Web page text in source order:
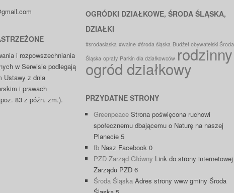
i rozpowszechniania
w Serwisie podlegają
Ustawy z dnia
i prawach
83 z późn. zm.).
OGRÓDKI DZIAŁKOWE, ŚRODA ŚLĄSKA,
DZIAŁKI
#srodaslaska #walne #środa śląska Budżet obywatelski Środa
Śląska opłaty Parkin dla działkowców rodzinny
ogród działkowy
PRZYDATNE STRONY
Greenpeace Strona poświęcona ruchowi
społecznemu dbającemu o Naturę na naszej
Planecie 5
fb Nasz Facebook 0
PZD Zarząd Główny Link do strony internetowej
Zarządu PZD 6
Środa Śląska Adres strony www gminy Środa